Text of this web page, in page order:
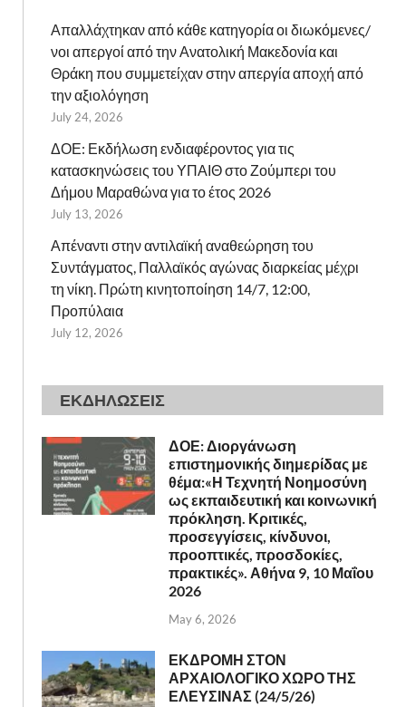
Απαλλάχτηκαν από κάθε κατηγορία οι διωκόμενες/
νοι απεργοί από την Ανατολική Μακεδονία και
Θράκη που συμμετείχαν στην απεργία αποχή από
την αξιολόγηση
July 24, 2026
ΔΟΕ: Εκδήλωση ενδιαφέροντος για τις
κατασκηνώσεις του ΥΠΑΙΘ στο Ζούμπερι του
Δήμου Μαραθώνα για το έτος 2026
July 13, 2026
Απέναντι στην αντιλαϊκή αναθεώρηση του
Συντάγματος, Παλλαϊκός αγώνας διαρκείας μέχρι
τη νίκη. Πρώτη κινητοποίηση 14/7, 12:00,
Προπύλαια
July 12, 2026
ΕΚΔΗΛΩΣΕΙΣ
ΔΟΕ: Διοργάνωση
επιστημονικής διημερίδας με
θέμα:«Η Τεχνητή Νοημοσύνη
ως εκπαιδευτική και κοινωνική
πρόκληση. Κριτικές,
προσεγγίσεις, κίνδυνοι,
προοπτικές, προσδοκίες,
πρακτικές». Αθήνα 9, 10 Μαΐου
2026
May 6, 2026
ΕΚΔΡΟΜΗ ΣΤΟΝ
ΑΡΧΑΙΟΛΟΓΙΚΟ ΧΩΡΟ ΤΗΣ
ΕΛΕΥΣΙΝΑΣ (24/5/26)